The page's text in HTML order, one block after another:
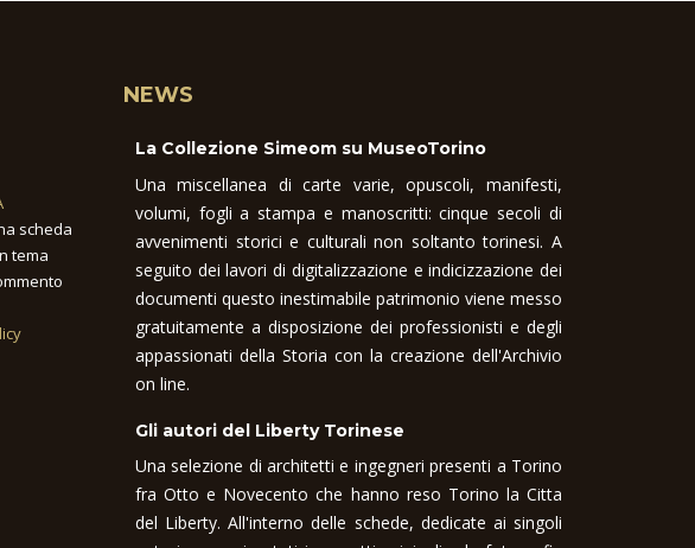
scheda
tema
NEWS
La Collezione Simeom su MuseoTorino
Una miscellanea di carte varie, opuscoli, manifesti,
volumi, fogli a stampa e manoscritti: cinque secoli di
avvenimenti storici e culturali non soltanto torinesi. A
seguito dei lavori di digitalizzazione e indicizzazione dei
documenti questo inestimabile patrimonio viene messo
gratuitamente a disposizione dei professionisti e degli
appassionati della Storia con la creazione dell'Archivio
on line.
Gli autori del Liberty Torinese
Una selezione di architetti e ingegneri presenti a Torino
fra Otto e Novecento che hanno reso Torino la Citta
del Liberty. All'interno delle schede, dedicate ai singoli